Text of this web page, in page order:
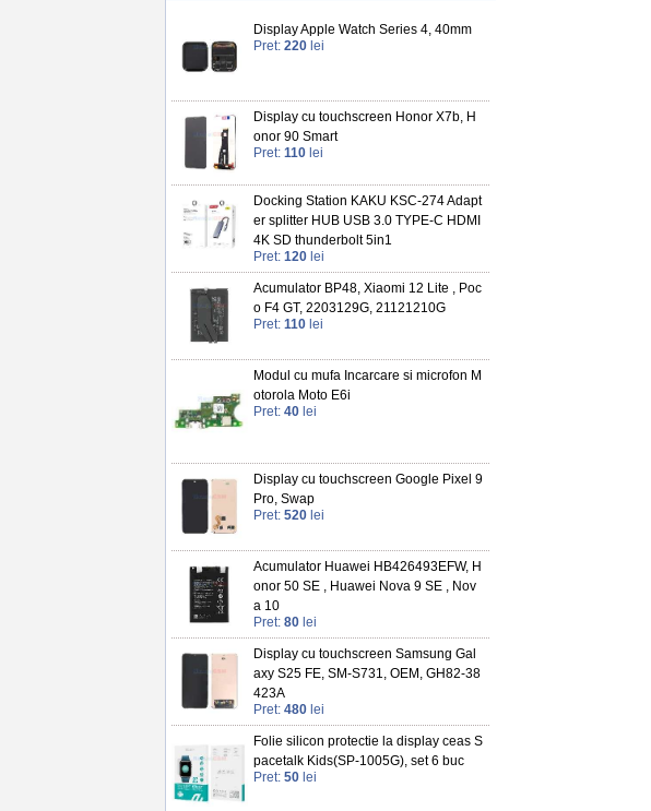
Display Apple Watch Series 4, 40mm
Pret: 220 lei
Display cu touchscreen Honor X7b, H
onor 90 Smart
Pret: 110 lei
Docking Station KAKU KSC-274 Adapt
er splitter HUB USB 3.0 TYPE-C HDMI
4K SD thunderbolt 5in1
Pret: 120 lei
Acumulator BP48, Xiaomi 12 Lite , Poc
o F4 GT, 2203129G, 21121210G
Pret: 110 lei
Modul cu mufa Incarcare si microfon M
otorola Moto E6i
Pret: 40 lei
Display cu touchscreen Google Pixel 9
Pro, Swap
Pret: 520 lei
Acumulator Huawei HB426493EFW, H
onor 50 SE , Huawei Nova 9 SE , Nov
a 10
Pret: 80 lei
Display cu touchscreen Samsung Gal
axy S25 FE, SM-S731, OEM, GH82-38
423A
Pret: 480 lei
Folie silicon protectie la display ceas S
pacetalk Kids(SP-1005G), set 6 buc
Pret: 50 lei